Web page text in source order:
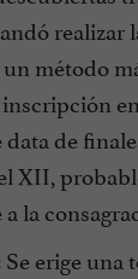
realizar
método
data de
XII,
la
Se erige una